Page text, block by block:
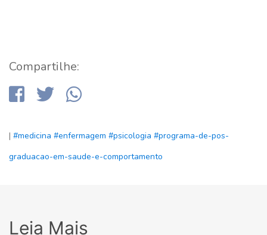
Compartilhe:
| #medicina #enfermagem #psicologia #programa-de-pos-
graduacao-em-saude-e-comportamento
Leia Mais